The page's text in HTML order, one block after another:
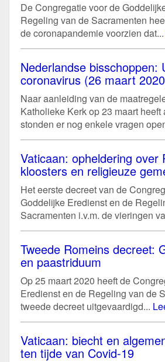
De Congregatie voor de
Regeling van de Sacramenten
de coronapandemie voorzien dat...
Nederlandse bisschoppen:
coronavirus (26 maart
Naar aanleiding van de
Katholieke Kerk op 23 maart heeft
stonden er nog enkele vragen
Vaticaan: opheldering over
kloosters en religieuze
Het eerste decreet van de
Goddelijke Eredienst en de
Sacramenten i.v.m. de vieringen
Tweede Romeins decreet:
en paastriduum
Op 25 maart 2020 heeft de
Eredienst en de Regeling van de
tweede decreet uitgevaardigd...
Vaticaan: biecht en
ten tijde van Covid-19